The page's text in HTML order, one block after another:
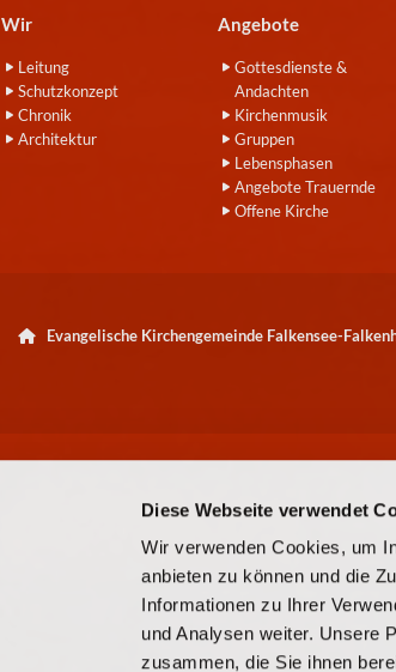
Diese Webseite verwendet
Wir verwenden Cookies, um
anbieten zu können und die
Informationen zu Ihrer
und Analysen weiter. Unsere
zusammen, die Sie ihnen
Wir
Leitung
Schutzkonzept
Chronik
Architektur
Angebote
Gottesdienste &
Andachten
Kirchenmusik
Gruppen
Lebensphasen
Angebote Trauernde
Offene Kirche
 Evangelische Kirchengemeinde Falkensee-